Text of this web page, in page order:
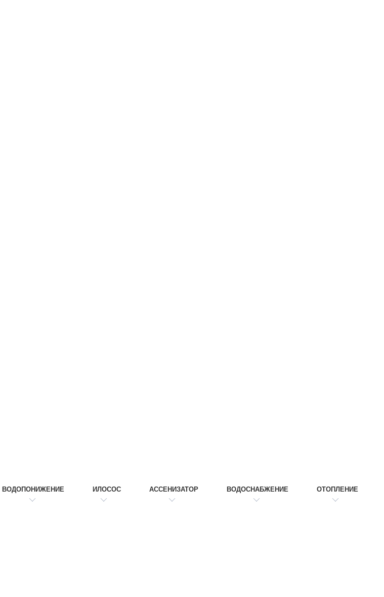
ВОДОПОНИЖЕНИЕ ИЛОСОС АССЕНИЗАТОР ВОДОСНАБЖЕНИЕ ОТОПЛЕНИЕ